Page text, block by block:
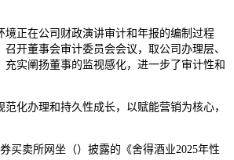
在公司财政演讲审计和年报的编制过程
开董事会审计委员会会议，取公司办理层、
实阐扬董事的监视感化，进一步了审计性和
办理和持久性成长，以赋能营销为核心，
卖所网坐（）披露的《舍得酒业2025年性